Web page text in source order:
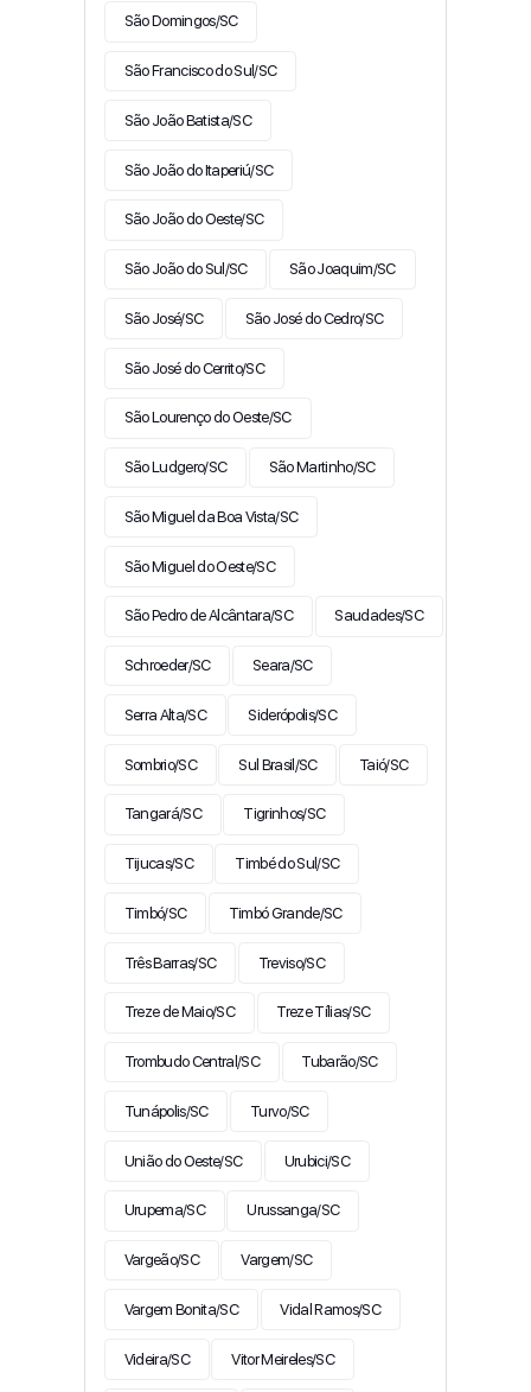
São Domingos/SC
São Francisco do Sul/SC
São João Batista/SC
São João do Itaperiú/SC
São João do Oeste/SC
São João do Sul/SC São Joaquim/SC
São José/SC São José do Cedro/SC
São José do Cerrito/SC
São Lourenço do Oeste/SC
São Ludgero/SC São Martinho/SC
São Miguel da Boa Vista/SC
São Miguel do Oeste/SC
São Pedro de Alcântara/SC Saudades/SC
Schroeder/SC Seara/SC
Serra Alta/SC Siderópolis/SC
Sombrio/SC Sul Brasil/SC Taió/SC
Tangará/SC Tigrinhos/SC
Tijucas/SC Timbé do Sul/SC
Timbó/SC Timbó Grande/SC
Três Barras/SC Treviso/SC
Treze de Maio/SC Treze Tílias/SC
Trombudo Central/SC Tubarão/SC
Tunápolis/SC Turvo/SC
União do Oeste/SC Urubici/SC
Urupema/SC Urussanga/SC
Vargeão/SC Vargem/SC
Vargem Bonita/SC Vidal Ramos/SC
Videira/SC Vitor Meireles/SC